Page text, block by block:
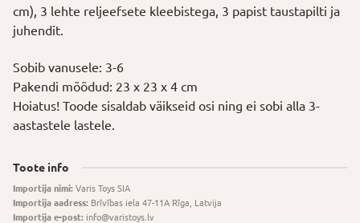
cm), 3 lehte reljeefsete kleebistega, 3 papist taustapilti ja
juhendit.
Sobib vanusele: 3-6
Pakendi mõõdud: 23 x 23 x 4 cm
Hoiatus! Toode sisaldab väikseid osi ning ei sobi alla 3-
aastastele lastele.
Toote info
Importija nimi: Varis Toys SIA
Importija aadress: Brīvības iela 47-11A Rīga, Latvija
Importija e-post: info@varistoys.lv